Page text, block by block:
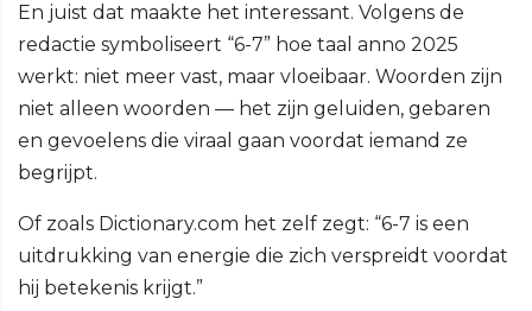
En juist dat maakte het interessant. Volgens de
redactie symboliseert “6-7” hoe taal anno 2025
werkt: niet meer vast, maar vloeibaar. Woorden zijn
niet alleen woorden — het zijn geluiden, gebaren
en gevoelens die viraal gaan voordat iemand ze
begrijpt.
Of zoals Dictionary.com het zelf zegt: “6-7 is een
uitdrukking van energie die zich verspreidt voordat
hij betekenis krijgt.”